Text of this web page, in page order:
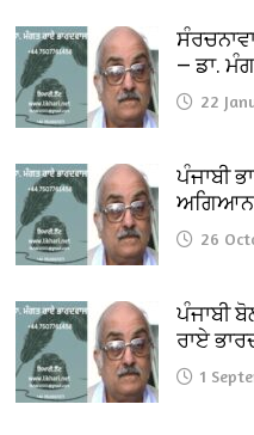
— ਡਾ.
22
ਪੰਜਾਬੀ
26
ਪੰਜਾਬੀ
ਰਾਏ
1